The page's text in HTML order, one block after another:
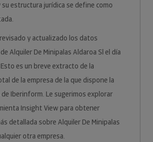
estructura jurídica se define como
y actualizado los datos
Alquiler De Minipalas Aldaroa Sl el día
es un breve extracto de la
de la empresa de la que dispone la
Iberinform. Le sugerimos explorar
Insight View para obtener
detallada sobre Alquiler De Minipalas
otra empresa.